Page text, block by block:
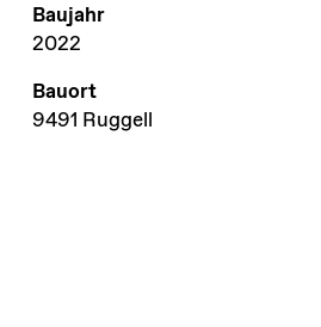
Baujahr
2022
Bauort
9491 Ruggell